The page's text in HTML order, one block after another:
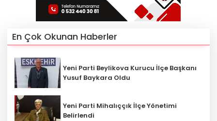
En Çok Okunan Haberler
Yeni Parti Beylikova Kurucu İlçe Başkanı
Yusuf Baykara Oldu
Yeni Parti Mihalıççık İlçe Yönetimi
Belirlendi